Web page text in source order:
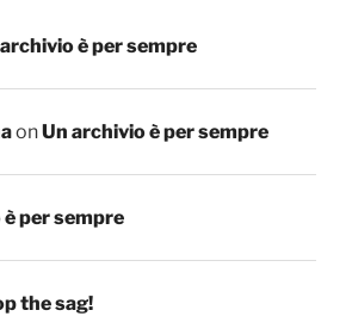
è per sempre
onUn archivio è per sempre
per sempre
the sag!